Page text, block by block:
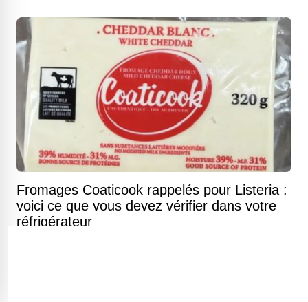
Fromages Coaticook rappelés pour Listeria :
voici ce que vous devez vérifier dans votre
réfrigérateur